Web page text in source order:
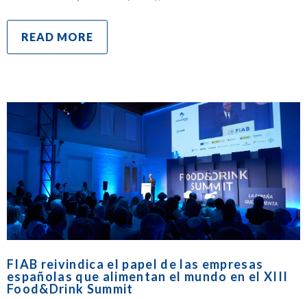
READ MORE
FIAB reivindica el papel de las empresas
españolas que alimentan el mundo en el XIII
Food&Drink Summit